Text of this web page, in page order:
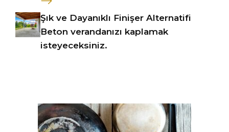
Şık ve Dayanıklı Finişer Alternatifi
Beton verandanızı kaplamak
isteyeceksiniz.